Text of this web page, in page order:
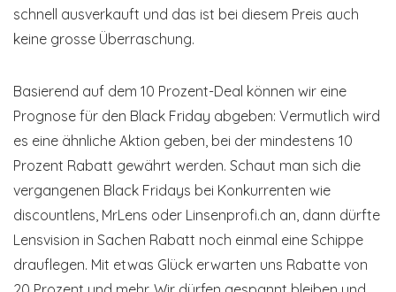
schnell ausverkauft und das ist bei diesem Preis auch
keine grosse Überraschung.
Basierend auf dem 10 Prozent-Deal können wir eine
Prognose für den Black Friday abgeben: Vermutlich wird
es eine ähnliche Aktion geben, bei der mindestens 10
Prozent Rabatt gewährt werden. Schaut man sich die
vergangenen Black Fridays bei Konkurrenten wie
discountlens, MrLens oder Linsenprofi.ch an, dann dürfte
Lensvision in Sachen Rabatt noch einmal eine Schippe
drauflegen. Mit etwas Glück erwarten uns Rabatte von